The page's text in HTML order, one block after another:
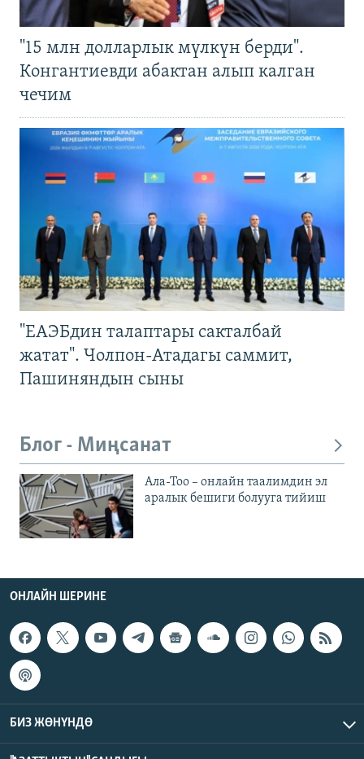
"15 млн долларлык мүлкүн берди".
Конгантиевди абактан алып калган
чечим
"ЕАЭБдин талаптары сакталбай
жатат". Чолпон-Атадагы саммит,
Пашиняндын сыны
Блог - Миңсанат
Ала-Тоо – онлайн таалимдин эл
аралык бешиги болууга тийиш
ОНЛАЙН ШЕРИНЕ
БИЗ ЖӨНҮНДӨ